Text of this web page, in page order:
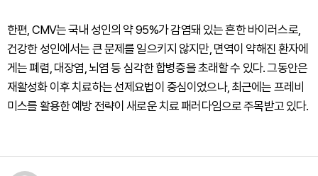
한편, CMV는 국내 성인의 약 95%가 감염돼 있는 흔한 바이러스로,
건강한 성인에서는 큰 문제를 일으키지 않지만, 면역이 약해진 환자에
게는 폐렴, 대장염, 뇌염 등 심각한 합병증을 초래할 수 있다. 그동안은
재활성화 이후 치료하는 선제요법이 중심이었으나, 최근에는 프레비
미스를 활용한 예방 전략이 새로운 치료 패러다임으로 주목받고 있다.